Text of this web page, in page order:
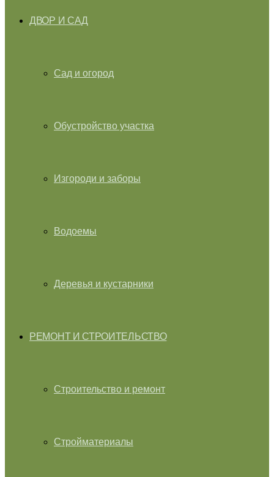
ДВОР И САД
Сад и огород
Обустройство участка
Изгороди и заборы
Водоемы
Деревья и кустарники
РЕМОНТ И СТРОИТЕЛЬСТВО
Строительство и ремонт
Стройматериалы